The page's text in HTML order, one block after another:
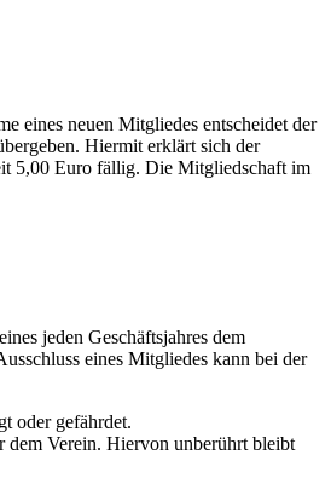
eines neuen Mitgliedes entscheidet der
Hiermit erklärt sich der
5,00 Euro fällig. Die Mitgliedschaft im
jeden Geschäftsjahres dem
eines Mitgliedes kann bei der
oder gefährdet.
dem Verein. Hiervon unberührt bleibt